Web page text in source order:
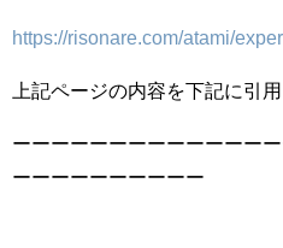
https://risonare.com/atami/
上記ページの内容を下記に引
ーーーーーーーーーーーーー
ーーーーーーーーーー